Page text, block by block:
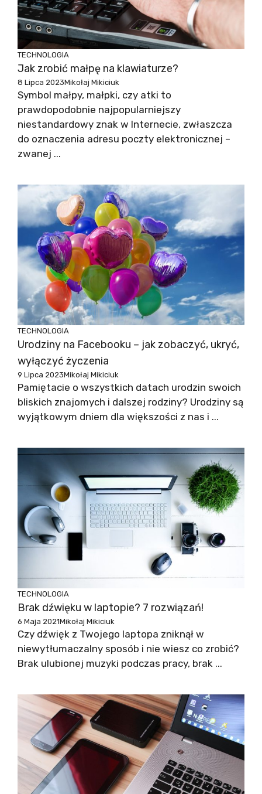
TECHNOLOGIA
Jak zrobić małpę na klawiaturze?
8 Lipca 2023Mikołaj Mikiciuk
Symbol małpy, małpki, czy atki to
prawdopodobnie najpopularniejszy
niestandardowy znak w Internecie, zwłaszcza
do oznaczenia adresu poczty elektronicznej –
zwanej ...
TECHNOLOGIA
Urodziny na Facebooku – jak zobaczyć, ukryć,
wyłączyć życzenia
9 Lipca 2023Mikołaj Mikiciuk
Pamiętacie o wszystkich datach urodzin swoich
bliskich znajomych i dalszej rodziny? Urodziny są
wyjątkowym dniem dla większości z nas i ...
TECHNOLOGIA
Brak dźwięku w laptopie? 7 rozwiązań!
6 Maja 2021Mikołaj Mikiciuk
Czy dźwięk z Twojego laptopa zniknął w
niewytłumaczalny sposób i nie wiesz co zrobić?
Brak ulubionej muzyki podczas pracy, brak ...